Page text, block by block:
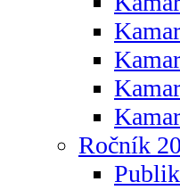
Ročník